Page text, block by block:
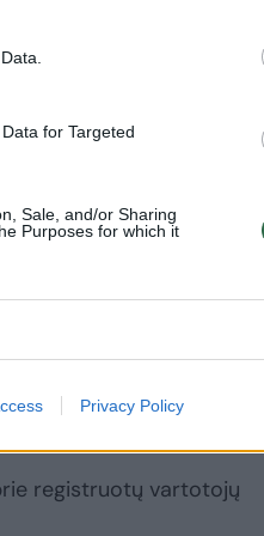
for Targeted
Sale, and/or Sharing
Purposes for which it
Privacy Policy
trečiasis
„Olympiakos“
vyrauja lygybė
registruotų vartotojų